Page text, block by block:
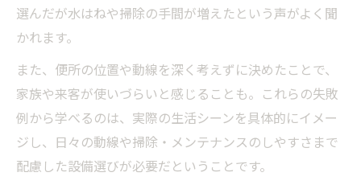
選んだが水はねや掃除の手間が増えたという声がよく聞
かれます。
また、便所の位置や動線を深く考えずに決めたことで、
家族や来客が使いづらいと感じることも。これらの失敗
例から学べるのは、実際の生活シーンを具体的にイメー
ジし、日々の動線や掃除・メンテナンスのしやすさまで
配慮した設備選びが必要だということです。